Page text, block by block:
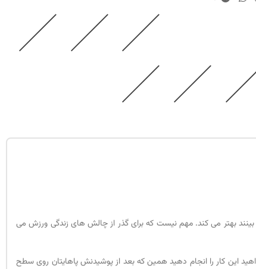
بهتر می کند. مهم نیست که برای گذر از چالش های زندگی ورزش می
این کار را انجام دهید همین که بعد از پوشیدنش پاهایتان روی سطح